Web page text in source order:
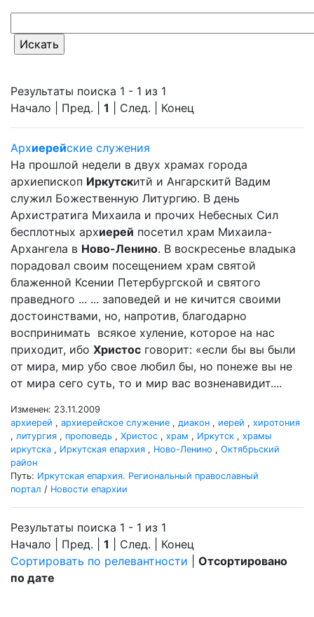
Результаты поиска 1 - 1 из 1
Начало | Пред. | 1 | След. | Конец
Архиерейские служения
На прошлой недели в двух храмах города
архиепископ Иркутскитй и Ангарскитй Вадим
служил Божественную Литургию. В день
Архистратига Михаила и прочих Небесных Сил
бесплотных архиерей посетил храм Михаила-
Архангела в Ново-Ленино. В воскресенье владыка
порадовал своим посещением храм святой
блаженной Ксении Петербургской и святого
праведного ... ... заповедей и не кичится своими
достоинствами, но, напротив, благодарно
воспринимать всякое хуление, которое на нас
приходит, ибо Христос говорит: «если бы вы были
от мира, мир убо свое любил бы, но понеже вы не
от мира сего суть, то и мир вас возненавидит....
Изменен: 23.11.2009
архиерей , архиерейское служение , диакон , иерей , хиротония
, литургия , проповедь , Христос , храм , Иркутск , храмы
иркутска , Иркутская епархия , Ново-Ленино , Октябрьский
район
Путь: Иркутская епархия. Региональный православный
портал / Новости епархии
Результаты поиска 1 - 1 из 1
Начало | Пред. | 1 | След. | Конец
Сортировать по релевантности
Отсортировано
по дате